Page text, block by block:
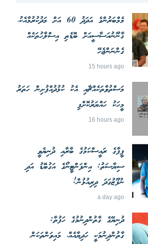
މެމްބަރުންގެ އަދަދު 60 އަށް މަދުކުރުމާއެކު،
ގާނޫނުއަސާސީއަށް ބޮޑެތި އިސްލާހުތަކެއް
ގެންނަންޖެހޭ
15 hours ago
މަސްތުވާތަކެއްޗާއި އެކު ކުޅުދުއްފުށިން ހަތަރު
މީހަކު ހައްޔަރުކޮށްފި
16 hours ago
ފީފާގެ ރައީސްކަމުގެ ބާރާއި ދުނިޔެވީ
ސިޔާސަތު: އިންފަންޓީނޯގެ އަގުބޮޑު އަދި
ނުފޫޒުގަދަ ދިރިއުޅުން!
a day ago
ދުނިޔޭގެ ގާތުންދިނުމުގެ ހަފުތާ:
ގާތުންދިނުމަކީ ހަދިޔާއެއް، މައިވަންތަކަން